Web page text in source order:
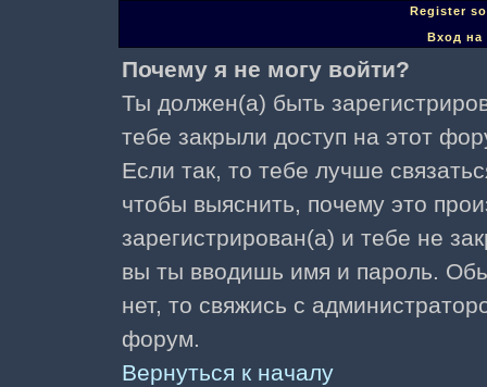
Register
Вход на
Почему я не могу войти?
Ты должен(а) быть
тебе закрыли доступ на этот
Если так, то тебе лучше
чтобы выяснить, почему это
зарегистрирован(а) и тебе не
вы ты вводишь имя и пароль.
нет, то свяжись с
форум.
Вернуться к началу